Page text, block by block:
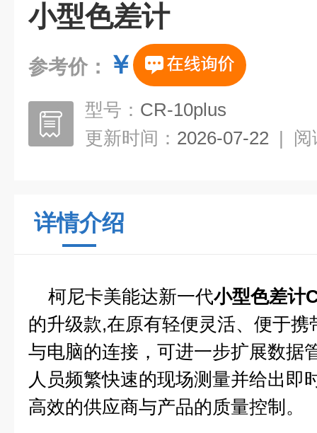
小型色差计
参考价： ￥
型号： CR-10plus
更新时间： 2026-07-22 | 阅
详情介绍
柯尼卡美能达新一代小型色差计
的升级款,在原有轻便灵活、便于
与电脑的连接，可进一步扩展数据
人员频繁快速的现场测量并给出即
高效的供应商与产品的质量控制。